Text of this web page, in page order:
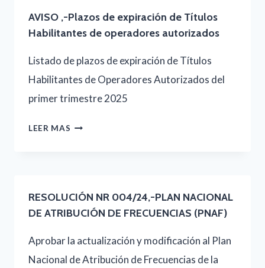
DÍA
NACIONAL
EN
HONOR
SUYAPA
AVISO ,-Plazos de expiración de Títulos
Habilitantes de operadores autorizados
Listado de plazos de expiración de Títulos
Habilitantes de Operadores Autorizados del
primer trimestre 2025
LEER MAS AVISO
EXPIRACIÓN
TÍTULOS
HABILITANTES
RESOLUCIÓN NR 004/24,-PLAN NACIONAL
DE ATRIBUCIÓN DE FRECUENCIAS (PNAF)
Aprobar la actualización y modificación al Plan
Nacional de Atribución de Frecuencias de la